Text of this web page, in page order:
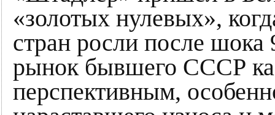
«золотых нулевых»,
стран росли после
рынок бывшего СССР
перспективным,